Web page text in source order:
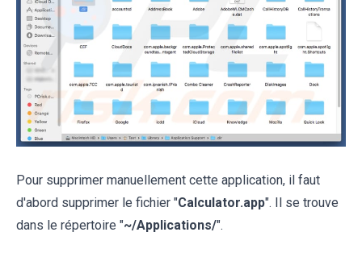
Pour supprimer manuellement cette application, il faut
d'abord supprimer le fichier "Calculator.app". Il se trouve
dans le répertoire "~/Applications/".